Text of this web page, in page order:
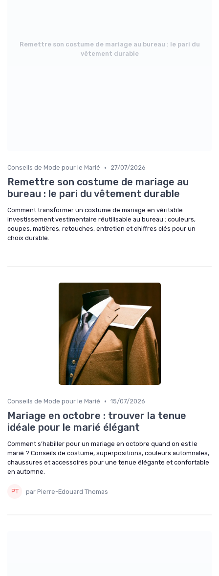
Remettre son costume de mariage au bureau : le pari du
vêtement durable
Conseils de Mode pour le Marié • 27/07/2026
Remettre son costume de mariage au
bureau : le pari du vêtement durable
Comment transformer un costume de mariage en véritable
investissement vestimentaire réutilisable au bureau : couleurs,
coupes, matières, retouches, entretien et chiffres clés pour un
choix durable.
Conseils de Mode pour le Marié • 15/07/2026
Mariage en octobre : trouver la tenue
idéale pour le marié élégant
Comment s’habiller pour un mariage en octobre quand on est le
marié ? Conseils de costume, superpositions, couleurs automnales,
chaussures et accessoires pour une tenue élégante et confortable
en automne.
par Pierre-Edouard Thomas